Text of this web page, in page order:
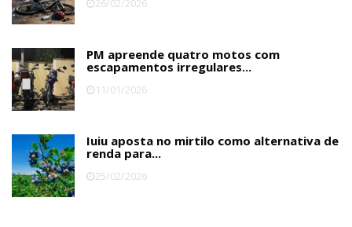
26/02/2026
PM apreende quatro motos com
escapamentos irregulares...
11/01/2026
Iuiu aposta no mirtilo como alternativa de
renda para...
25/02/2026